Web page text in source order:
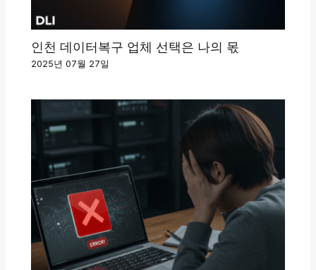
인천 데이터복구 업체 선택은 나의 몫
2025년 07월 27일